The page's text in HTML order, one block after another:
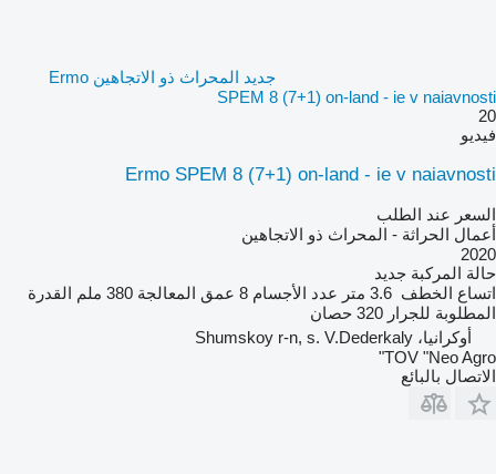
جديد المحراث ذو الاتجاهين Ermo
SPEM 8 (7+1) on-land - ie v naiavnosti
20
فيديو
Ermo SPEM 8 (7+1) on-land - ie v naiavnosti
السعر عند الطلب
أعمال الحراثة - المحراث ذو الاتجاهين
2020
حالة المركبة جديد
اتساع الخطف 3.6 متر عدد الأجسام 8 عمق المعالجة 380 ملم
القدرة
المطلوبة للجرار 320 حصان
أوكرانيا، Shumskoy r-n, s. V.Dederkaly
TOV "Neo Agro"
الاتصال بالبائع